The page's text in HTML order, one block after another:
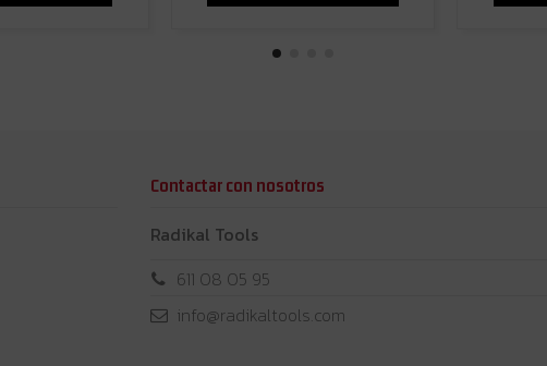
Contactar con nosotros
Radikal Tools
611 08 05 95
info@radikaltools.com